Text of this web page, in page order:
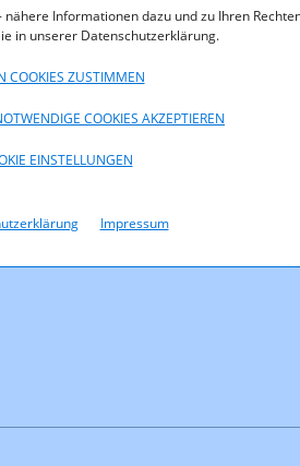
Informationen dazu und zu Ihren
in unserer Datenschutzerklärung.
COOKIES ZUSTIMMEN
COOKIES AKZEPTIEREN
EINSTELLUNGEN
Impressum
Button in elektronisch weiter
sowie zum Abruf als Open Data zur